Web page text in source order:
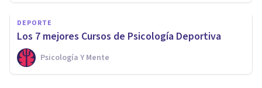
DEPORTE
Los 7 mejores Cursos de Psicología Deportiva
Psicología Y Mente